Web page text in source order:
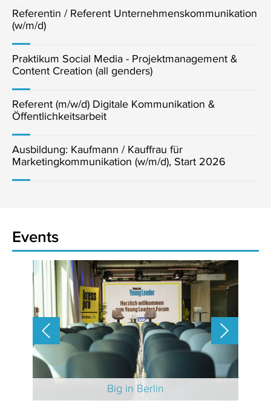
Referentin / Referent Unternehmenskommunikation
(w/m/d)
Praktikum Social Media - Projektmanagement &
Content Creation (all genders)
Referent (m/w/d) Digitale Kommunikation &
Öffentlichkeitsarbeit
Ausbildung: Kaufmann / Kauffrau für
Marketingkommunikation (w/m/d), Start 2026
Events
Big in Berlin